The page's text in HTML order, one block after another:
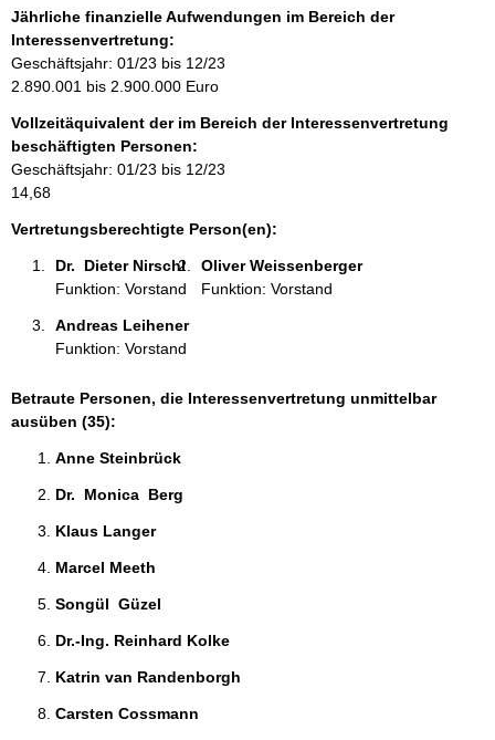
n
:
n
f
o
r
a
t
i
o
n
Jährliche finanzielle Aufwendungen im Bereich der
Interessenvertretung:
Geschäftsjahr: 01/23 bis 12/23
2.890.001 bis 2.900.000 Euro
Vollzeitäquivalent der im Bereich der Interessenvertretung
beschäftigten Personen:
Geschäftsjahr: 01/23 bis 12/23
14,68
Vertretungsberechtigte Person(en):
Dr.  Dieter Nirschl
Funktion: Vorstand
Oliver Weissenberger
Funktion: Vorstand
Andreas Leihener
Funktion: Vorstand
Betraute Personen, die Interessenvertretung unmittelbar
ausüben (35):
Anne Steinbrück
Dr.  Monica  Berg
Klaus Langer
Marcel Meeth
Songül  Güzel
Dr.-Ing. Reinhard Kolke
Katrin van Randenborgh
Carsten Cossmann